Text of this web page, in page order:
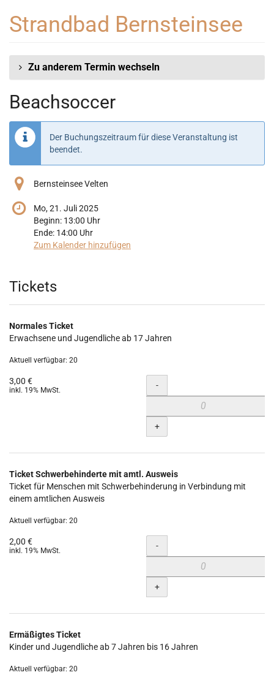
Haupt-
Strandbad Bernsteinsee
Zu anderem Termin wechseln
Beachsoccer
Der Buchungszeitraum für diese Veranstaltung ist
beendet.
Bernsteinsee Velten
Mo, 21. Juli 2025
Beginn: 13:00 Uhr
Ende: 14:00 Uhr
Zum Kalender hinzufügen
Produkte
Tickets
Normales Ticket
Erwachsene und Jugendliche ab 17 Jahren
Aktuell verfügbar: 20
3,00 €
inkl. 19% MwSt. Menge
-
+
Ticket Schwerbehinderte mit amtl. Ausweis
Ticket für Menschen mit Schwerbehinderung in Verbindung mit
einem amtlichen Ausweis
Aktuell verfügbar: 20
2,00 €
inkl. 19% MwSt. Menge
-
+
Ermäßigtes Ticket
Kinder und Jugendliche ab 7 Jahren bis 16 Jahren
Aktuell verfügbar: 20